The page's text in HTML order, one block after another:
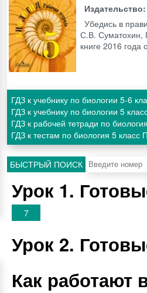
Издательство:
Убедись в
С.В. Суматохин,
книге 2016
ГДЗ к учебнику по биологии 5-6
ГДЗ к учебнику по биологии 5
ГДЗ к рабочей тетради по
ГДЗ к тестам по биология 5
БЫСТРЫЙ ПОИСК
Урок 1.
7
Урок 2.
Как работают